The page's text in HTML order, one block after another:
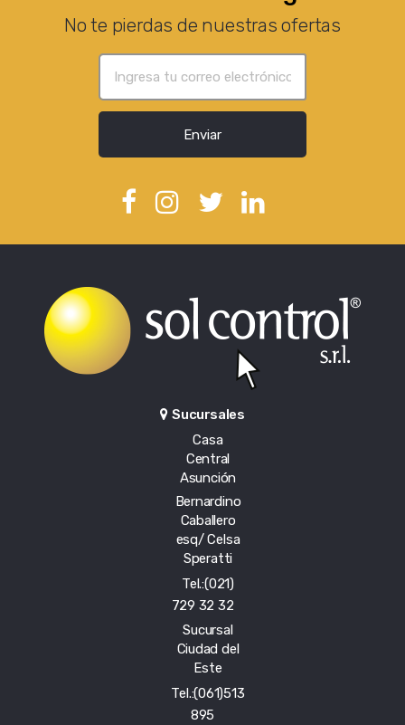
No te pierdas de nuestras ofertas
Enviar
Sucursales
Casa
Central
Asunción
Bernardino
Caballero
esq/ Celsa
Speratti
Tel.:(021)
729 32 32
Sucursal
Ciudad del
Este
Tel.:(061)513
895